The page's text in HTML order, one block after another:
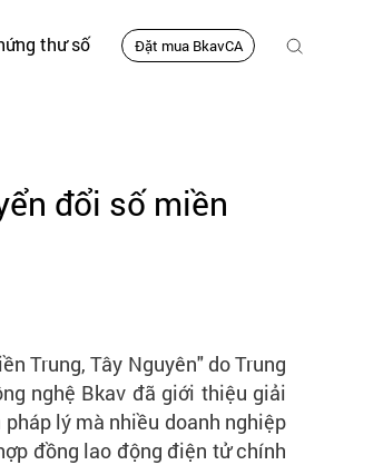
thư số Đặt mua BkavCA
đổi số miền
Trung, Tây Nguyên" do Trung
nghệ Bkav đã giới thiệu giải
lý mà nhiều doanh nghiệp
đồng lao động điện tử chính